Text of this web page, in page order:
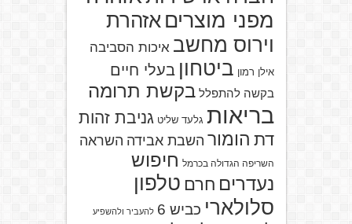
מפני מוצרים אזהרת
וירוס מחשב איכות הסביבה
אילן רמון ביטחון בעלי חיים
בקשה להתפלל בקשת תרומה
בריאות גלעד שליט גניבת זהות
דת הומור השבת אבידה השראה
השריפה הגדולה בכרמל חיפוש
נעדרים חרם טלפון
סלולארי כביש 6 להעביר ולהשפיע